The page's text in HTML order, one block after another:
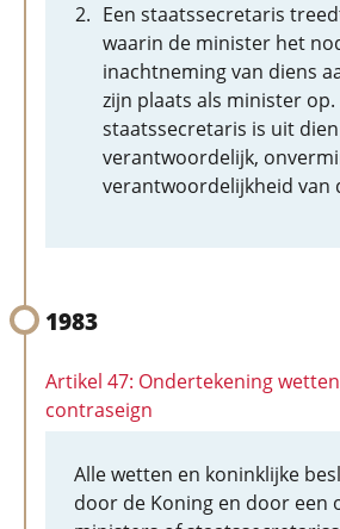
Een staatssecretaris
waarin de minister het
inachtneming van diens
zijn plaats als minister op.
staatssecretaris is uit
verantwoordelijk,
verantwoordelijkheid van
1983
Artikel 47: Ondertekening
contraseign
Alle wetten en koninklijke
door de Koning en door een